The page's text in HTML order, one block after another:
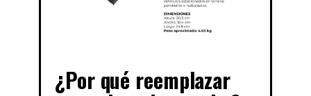
¿Por qué reemplazar